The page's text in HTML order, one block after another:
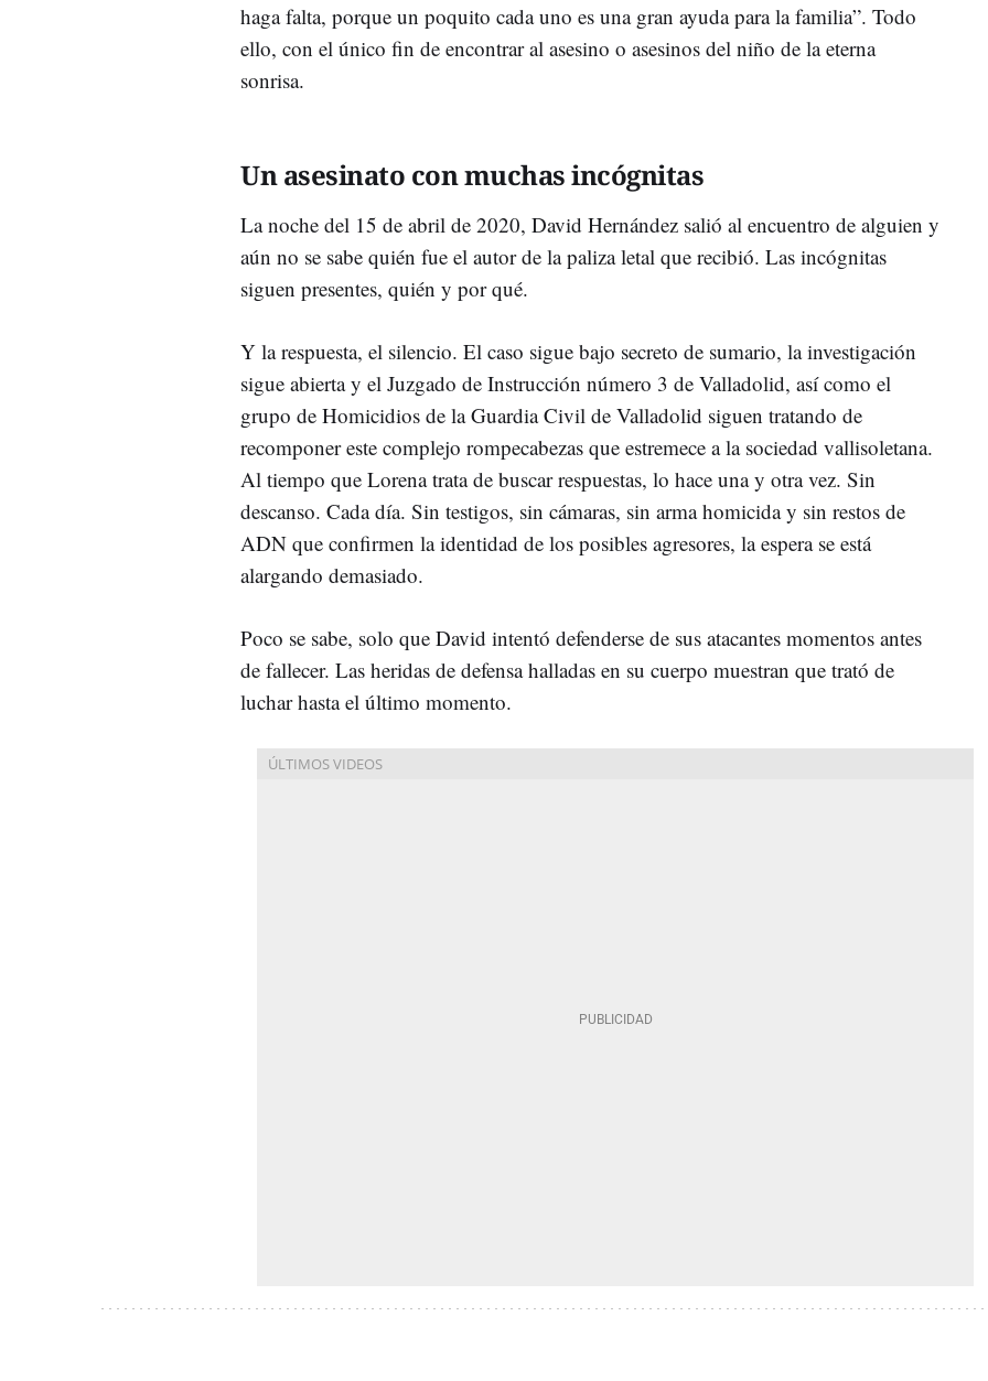
haga falta, porque un poquito cada uno es una gran ayuda para la familia”. Todo
ello, con el único fin de encontrar al asesino o asesinos del niño de la eterna
sonrisa.
Un asesinato con muchas incógnitas
La noche del 15 de abril de 2020, David Hernández salió al encuentro de alguien y
aún no se sabe quién fue el autor de la paliza letal que recibió. Las incógnitas
siguen presentes, quién y por qué.
Y la respuesta, el silencio. El caso sigue bajo secreto de sumario, la investigación
sigue abierta y el Juzgado de Instrucción número 3 de Valladolid, así como el
grupo de Homicidios de la Guardia Civil de Valladolid siguen tratando de
recomponer este complejo rompecabezas que estremece a la sociedad vallisoletana.
Al tiempo que Lorena trata de buscar respuestas, lo hace una y otra vez. Sin
descanso. Cada día. Sin testigos, sin cámaras, sin arma homicida y sin restos de
ADN que confirmen la identidad de los posibles agresores, la espera se está
alargando demasiado.
Poco se sabe, solo que David intentó defenderse de sus atacantes momentos antes
de fallecer. Las heridas de defensa halladas en su cuerpo muestran que trató de
luchar hasta el último momento.